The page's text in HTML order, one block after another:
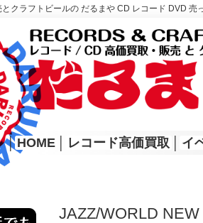
クラフトビールの だるまや CD レコード DVD
│ HOME レコード高価買取 イ
JAZZ/WORLD